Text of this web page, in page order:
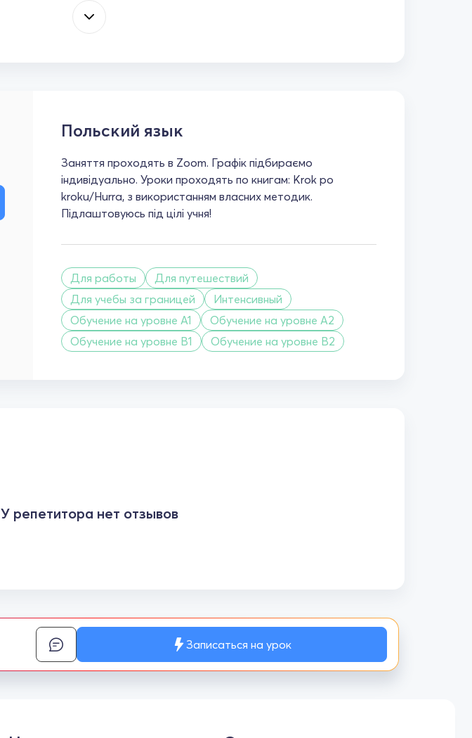
Польский язык
Заняття проходять в Zoom. Графік підбираємо
індивідуально. Уроки проходять по книгам: Krok po
kroku/Hurra, з використанням власних методик.
Підлаштовуюсь під цілі учня!
Для работы
Для путешествий
Для учебы за границей
Интенсивный
Обучение на уровне A1
Обучение на уровне A2
Обучение на уровне B1
Обучение на уровне B2
У репетитора нет отзывов
Записаться на урок